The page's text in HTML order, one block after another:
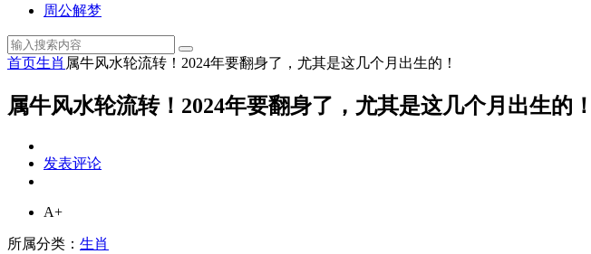
周公解梦
首页生肖 属牛风水轮流转！2024年要翻身了，尤其是这几个月出生的！
属牛风水轮流转！2024年要翻身了，尤其是这几个月出生的！
发表评论
A+
所属分类： 生肖